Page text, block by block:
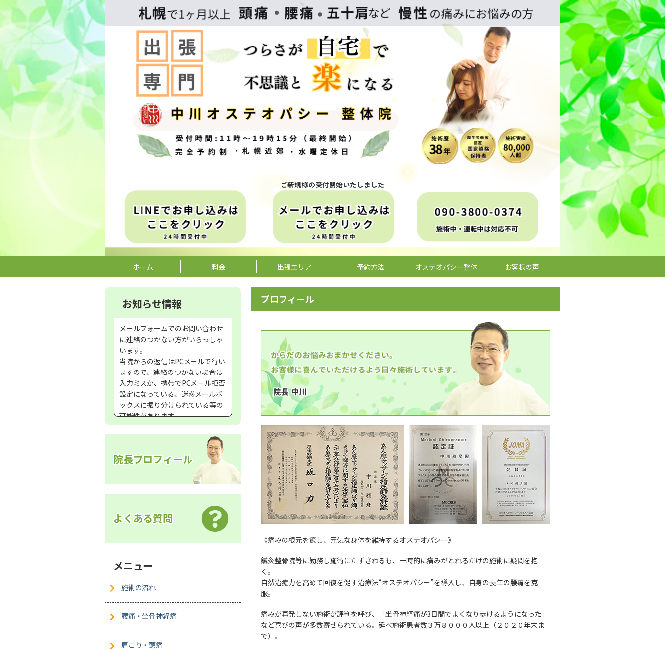
ご新規様の受付開始いたしました
ホーム 料金 出張エリア 予約方法 オステオパシー整体
お客様の声
お知らせ情報
メールフォームでのお問い合わせ
に連絡のつかない方がいらっしゃ
います。
当院からの返信はPCメールで行い
ますので、連絡のつかない場合は
入力ミスか、携帯でPCメール拒否
設定になっている、迷惑メールボ
ックスに振り分けられている等の
可能性があります。
その場合、改めて、お問い合わせ
を、お願いいたします。
院長プロフィール
よくある質問
メニュー
施術の流れ
腰痛・坐骨神経痛
肩こり・頭痛
プロフィール
《痛みの根元を癒し、元気な身体を維持するオステオパシー》
鍼灸整骨院等に勤務し施術にたずさわるも、一時的に痛みがとれるだけの施術に疑問を抱
く。
自然治癒力を高めて回復を促す治療法“オステオパシー”を導入し、自身の長年の腰痛を克
服。
痛みが再発しない施術が評判を呼び、「坐骨神経痛が3日間でよくなり歩けるようになった」
など喜びの声が多数寄せられている。延べ施術患者数３万８０００人以上（２０２０年末ま
で）。